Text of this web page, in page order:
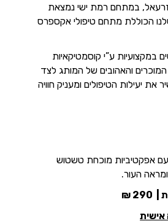
במתחם רמת ישי נמצאת
הכוללת מתחם טיפולי אקספרס
במקצועיות ע”י קוסמטיקאיות
והאהובים של המותג לצד
יעילות הטיפולים ומעניק חוויה
אפקטיביות מוכחת טשטוש
העור.
אישית